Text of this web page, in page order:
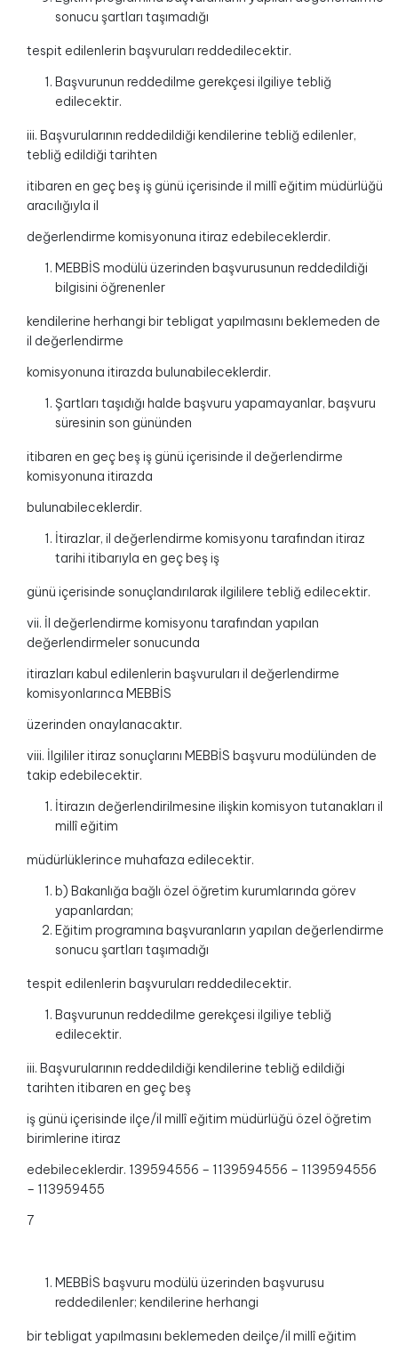
sonucu şartları taşımadığı
tespit edilenlerin başvuruları reddedilecektir.
Başvurunun reddedilme gerekçesi ilgiliye tebliğ
edilecektir.
iii. Başvurularının reddedildiği kendilerine tebliğ edilenler,
tebliğ edildiği tarihten
itibaren en geç beş iş günü içerisinde il millî eğitim müdürlüğü
aracılığıyla il
değerlendirme komisyonuna itiraz edebileceklerdir.
MEBBİS modülü üzerinden başvurusunun reddedildiği
bilgisini öğrenenler
kendilerine herhangi bir tebligat yapılmasını beklemeden de
il değerlendirme
komisyonuna itirazda bulunabileceklerdir.
Şartları taşıdığı halde başvuru yapamayanlar, başvuru
süresinin son gününden
itibaren en geç beş iş günü içerisinde il değerlendirme
komisyonuna itirazda
bulunabileceklerdir.
İtirazlar, il değerlendirme komisyonu tarafından itiraz
tarihi itibarıyla en geç beş iş
günü içerisinde sonuçlandırılarak ilgililere tebliğ edilecektir.
vii. İl değerlendirme komisyonu tarafından yapılan
değerlendirmeler sonucunda
itirazları kabul edilenlerin başvuruları il değerlendirme
komisyonlarınca MEBBİS
üzerinden onaylanacaktır.
viii. İlgililer itiraz sonuçlarını MEBBİS başvuru modülünden de
takip edebilecektir.
İtirazın değerlendirilmesine ilişkin komisyon tutanakları il
millî eğitim
müdürlüklerince muhafaza edilecektir.
b) Bakanlığa bağlı özel öğretim kurumlarında görev
yapanlardan;
Eğitim programına başvuranların yapılan değerlendirme
sonucu şartları taşımadığı
tespit edilenlerin başvuruları reddedilecektir.
Başvurunun reddedilme gerekçesi ilgiliye tebliğ
edilecektir.
iii. Başvurularının reddedildiği kendilerine tebliğ edildiği
tarihten itibaren en geç beş
iş günü içerisinde ilçe/il millî eğitim müdürlüğü özel öğretim
birimlerine itiraz
edebileceklerdir. 139594556 – 1139594556 – 1139594556
– 113959455
7
MEBBİS başvuru modülü üzerinden başvurusu
reddedilenler; kendilerine herhangi
bir tebligat yapılmasını beklemeden deilçe/il millî eğitim